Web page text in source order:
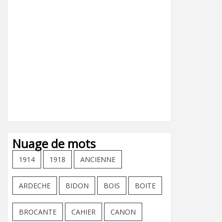
Nuage de mots
1914 1918 ANCIENNE
ARDECHE BIDON BOIS BOITE
BROCANTE CAHIER CANON